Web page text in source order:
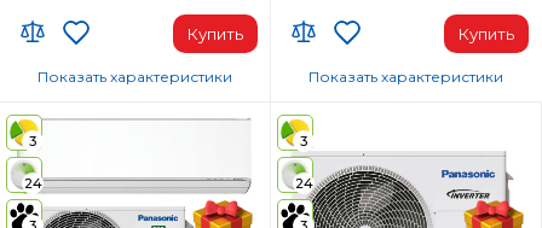
Купить
Wi-Fi модуль:
Wi-Fi (встроенный)
Площадь помещения, м²:
42
Мощность, BTU:
Показать характеристики
Купить
Wi-Fi модуль:
Wi-Fi (встроенный)
Площадь помещения, м²:
65
Мощность, BTU:
Показать характеристики
3
24
3
24